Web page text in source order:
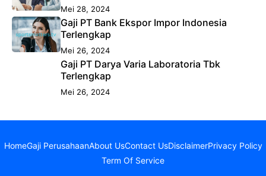
Mei 28, 2024
Gaji PT Bank Ekspor Impor Indonesia
Terlengkap
Mei 26, 2024
Gaji PT Darya Varia Laboratoria Tbk
Terlengkap
Mei 26, 2024
HomeGaji PerusahaanAbout UsContact UsDisclaimerPrivacy Policy
Term Of Service